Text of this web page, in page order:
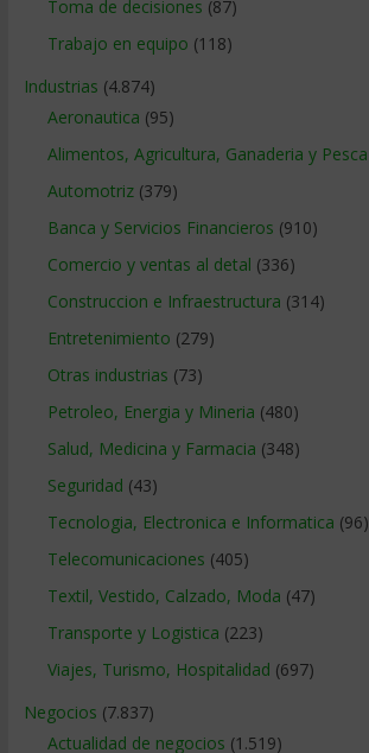
Toma de decisiones (87)
Trabajo en equipo (118)
Industrias (4.874)
Aeronautica (95)
Alimentos, Agricultura, Ganaderia y Pesca
Automotriz(379)
Banca y Servicios Financieros (910)
Comercio y ventas al detal (336)
Construccion e Infraestructura (314)
Entretenimiento (279)
Otras industrias (73)
Petroleo, Energia y Mineria (480)
Salud, Medicina y Farmacia (348)
Seguridad (43)
Tecnologia, Electronica e Informatica (96)
Telecomunicaciones (405)
Textil, Vestido, Calzado, Moda (47)
Transporte y Logistica (223)
Viajes, Turismo, Hospitalidad (697)
Negocios (7.837)
Actualidad de negocios (1.519)